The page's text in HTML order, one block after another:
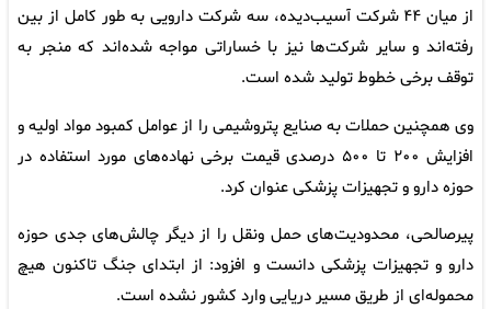
از میان ۴۴ شرکت آسیب‌دیده، سه شرکت دارویی به‌ طور کامل از بین
رفته‌اند و سایر شرکت‌ها نیز با خساراتی مواجه شده‌اند که منجر به
توقف برخی خطوط تولید شده است.
وی همچنین حملات به صنایع پتروشیمی را از عوامل کمبود مواد اولیه و
افزایش ۲۰۰ تا ۵۰۰ درصدی قیمت برخی نهاده‌های مورد استفاده در
حوزه دارو و تجهیزات پزشکی عنوان کرد.
پیرصالحی، محدودیت‌های حمل‌ ونقل را از دیگر چالش‌های جدی حوزه
دارو و تجهیزات پزشکی دانست و افزود: از ابتدای جنگ تاکنون هیچ
محموله‌ای از طریق مسیر دریایی وارد کشور نشده است.